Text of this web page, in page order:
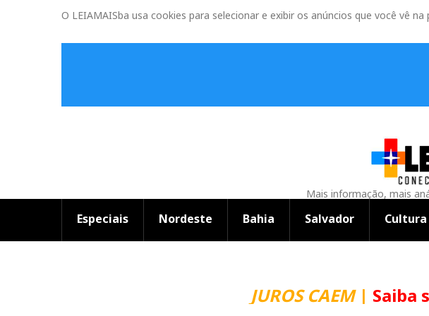
O LEIAMAISba usa cookies para selecionar e exibir os anúncios que você vê
Mais informação, mais
Especiais Nordeste Bahia Salvador Cultura
JUROS CAEM| Saiba